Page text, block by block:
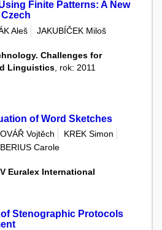
Finite Patterns: A New
Aleš
JAKUBÍČEK Miloš
Challenges for
Linguistics , rok: 2011
of Word Sketches
Vojtěch
KREK Simon
Carole
Euralex International
Stenographic Protocols